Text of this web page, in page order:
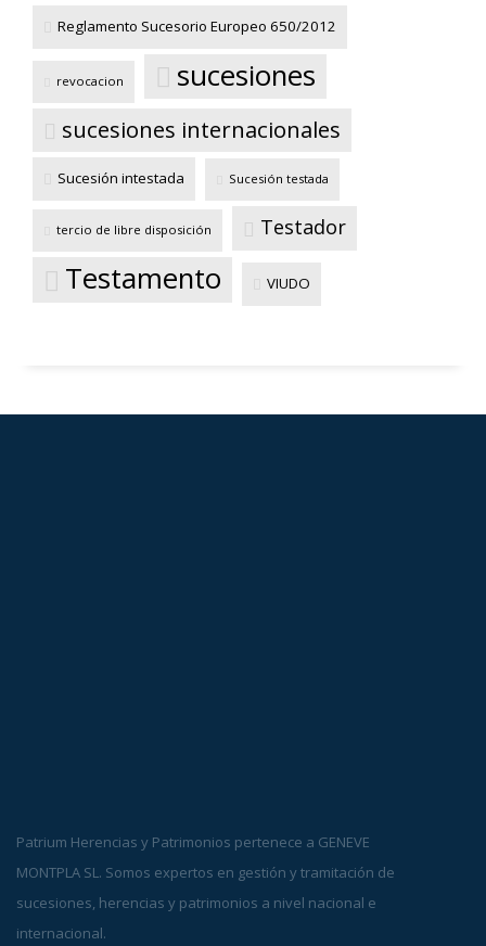
Reglamento Sucesorio Europeo 650/2012
revocacion sucesiones
sucesiones internacionales
Sucesión intestada Sucesión testada
tercio de libre disposición Testador
Testamento VIUDO
Patrium Herencias y Patrimonios pertenece a GENEVE
MONTPLA SL. Somos expertos en gestión y tramitación de
sucesiones, herencias y patrimonios a nivel nacional e
internacional.